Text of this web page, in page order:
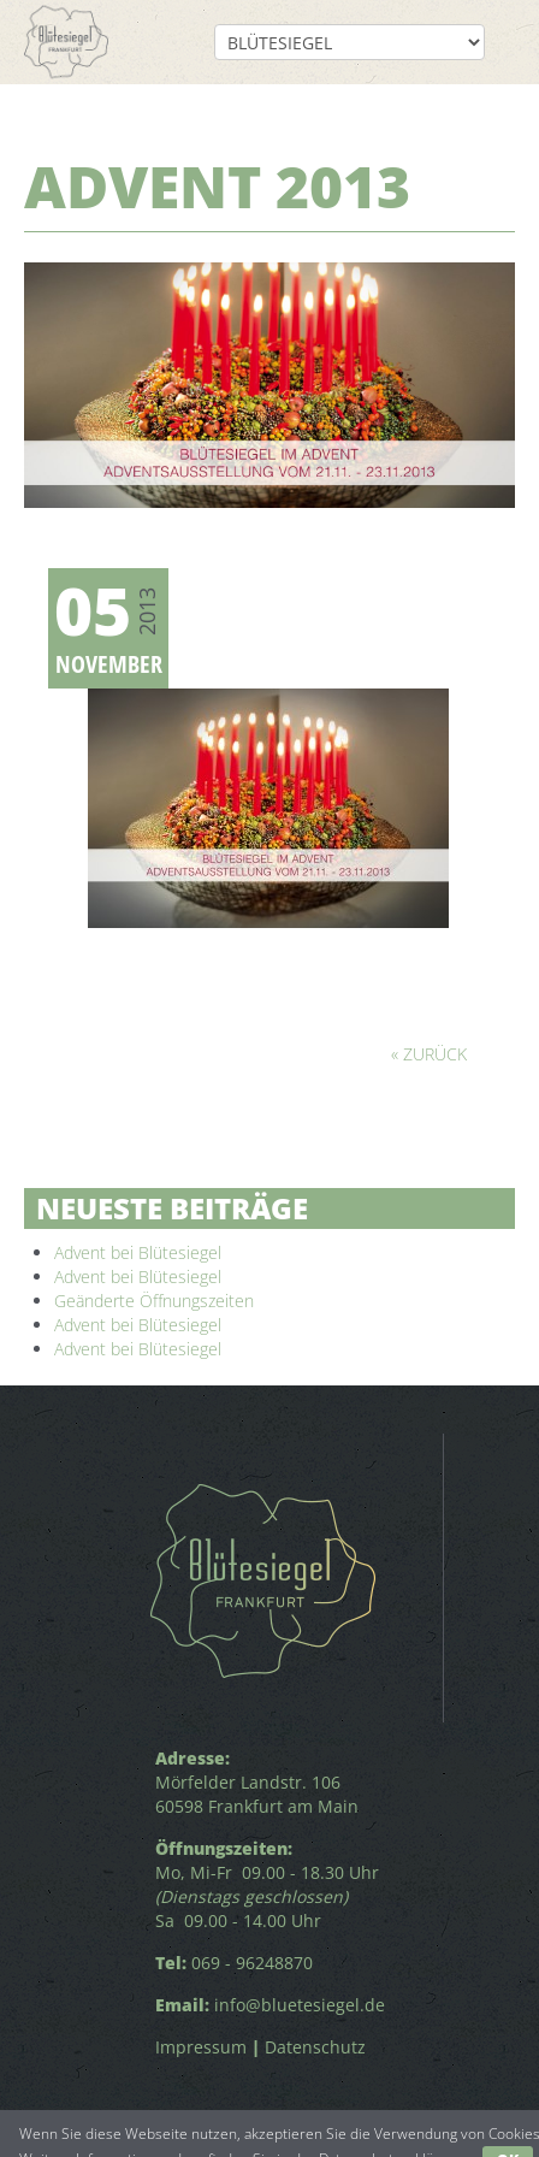
ADVENT 2013
05
NOVEMBER
2013
« ZURÜCK
NEUESTE BEITRÄGE
Advent bei Blütesiegel
Advent bei Blütesiegel
Geänderte Öffnungszeiten
Advent bei Blütesiegel
Advent bei Blütesiegel
Adresse:
Mörfelder Landstr. 106
60598 Frankfurt am Main
Öffnungszeiten:
Mo, Mi-Fr 09.00 - 18.30 Uhr
(Dienstags geschlossen)
Sa 09.00 - 14.00 Uhr
Tel: 069 - 96248870
Email: info@bluetesiegel.de
Impressum | Datenschutz
Wenn Sie diese Webseite nutzen, akzeptieren Sie die Verwendung von